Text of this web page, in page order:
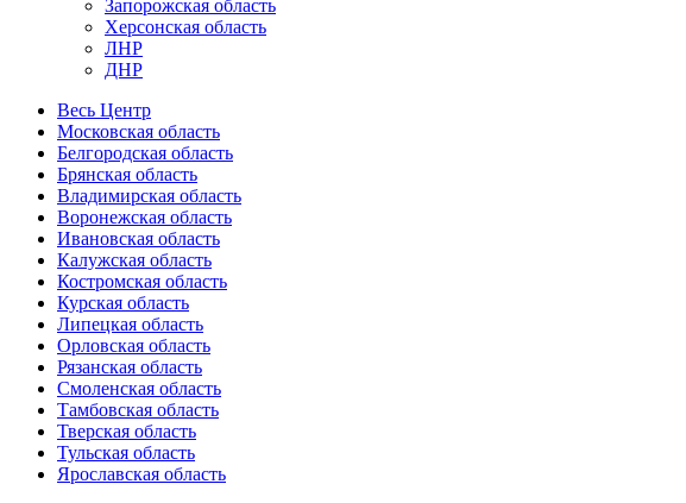
Запорожская область
Херсонская область
ЛНР
ДНР
Весь Центр
Московская область
Белгородская область
Брянская область
Владимирская область
Воронежская область
Ивановская область
Калужская область
Костромская область
Курская область
Липецкая область
Орловская область
Рязанская область
Смоленская область
Тамбовская область
Тверская область
Тульская область
Ярославская область